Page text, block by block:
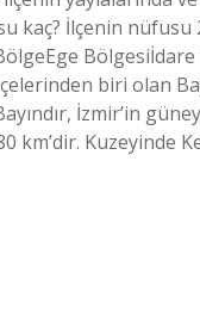
kaç? İlçenin
biri olan
İzmir’in
km’dir. Kuzeyinde